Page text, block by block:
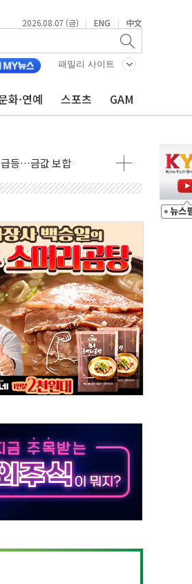
2026.08.07 (금) | ENG | 中文
패밀리 사이트
화·연예 스포츠 GAM
한' 적용
장, 美 고용지표 촉각
제한 재시동
대'
'긴장'
급등…금값 보합
표'
대책 막바지 조율
7일
막을 권한 없어"
순이익 21% 증가" 전망
… 거짓 깃발 작전"
·모빌리티 구체화